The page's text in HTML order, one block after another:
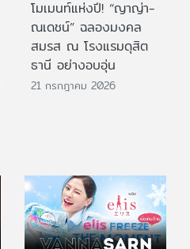
โมเมนท์แห่งปี! “ญาญ่า-
ณเดชน์” ฉลองมงคล
สมรส ณ โรงแรมดุสิต
ธานี อย่างอบอุ่น
21 กรกฎาคม 2026